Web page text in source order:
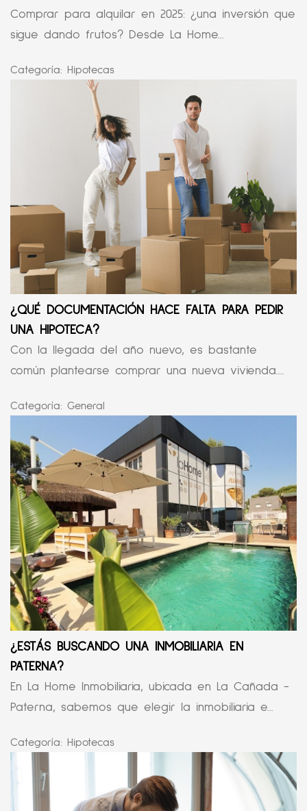
Comprar para alquilar en 2025: ¿una inversión que
sigue dando frutos? Desde La Home...
Categoría: Hipotecas
¿QUÉ DOCUMENTACIÓN HACE FALTA PARA PEDIR
UNA HIPOTECA?
Con la llegada del año nuevo, es bastante
común plantearse comprar una nueva vivienda....
Categoría: General
¿ESTÁS BUSCANDO UNA INMOBILIARIA EN
PATERNA?
En La Home Inmobiliaria, ubicada en La Cañada -
Paterna, sabemos que elegir la inmobiliaria e...
Categoría: Hipotecas